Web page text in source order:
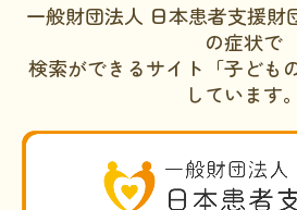
一般財団法人 日本患者支援財
の症状で
検索ができるサイト「子ども
しています。